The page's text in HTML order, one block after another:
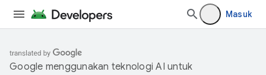
Masuk
Google menggunakan teknologi AI untuk